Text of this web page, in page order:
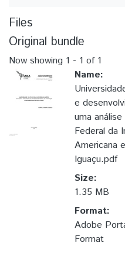
Files
Original bundle
Now showing 1 - 1 of 1
Name:
e
uma
Federal da
Americana
Iguaçu.pdf
Size:
1.35 MB
Format:
Adobe
Format